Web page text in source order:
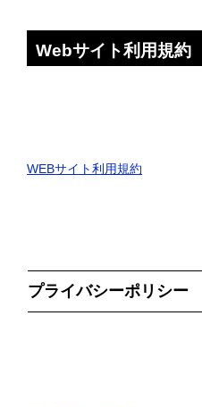
Webサイト利用規約
WEBサイト利用規約
プライバシーポリシー